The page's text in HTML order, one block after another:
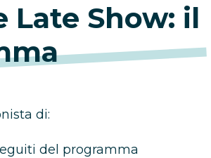
Late Show: il
di:
del programma